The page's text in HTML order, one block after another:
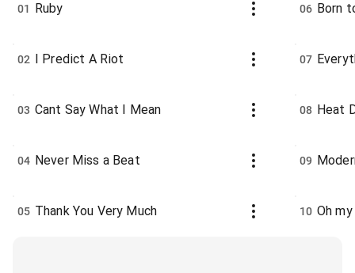
01 Ruby
02 I Predict A Riot
03 Cant Say What I Mean
04 Never Miss a Beat
05 Thank You Very Much
06 Born
07
08 Heat
09
10 Oh